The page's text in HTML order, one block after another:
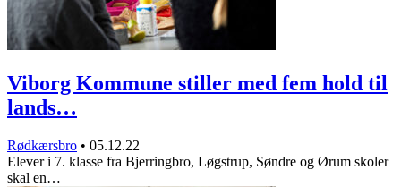
Viborg Kommune stiller med fem hold til
lands…
Rødkærsbro • 05.12.22
Elever i 7. klasse fra Bjerringbro, Løgstrup, Søndre og Ørum skoler
skal en…